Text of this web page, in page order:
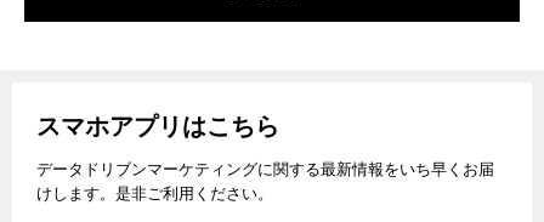
スマホアプリはこちら
データドリブンマーケティングに関する最新情報をいち早くお届
けします。是非ご利用ください。